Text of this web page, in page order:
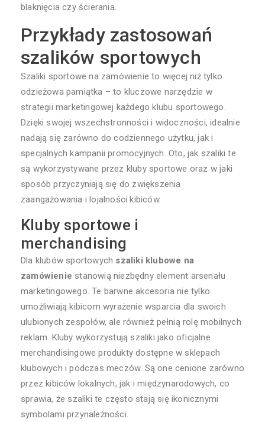
blaknięcia czy ścierania.
Przykłady zastosowań
szalików sportowych
Szaliki sportowe na zamówienie to więcej niż tylko
odzieżowa pamiątka – to kluczowe narzędzie w
strategii marketingowej każdego klubu sportowego.
Dzięki swojej wszechstronności i widoczności, idealnie
nadają się zarówno do codziennego użytku, jak i
specjalnych kampanii promocyjnych. Oto, jak szaliki te
są wykorzystywane przez kluby sportowe oraz w jaki
sposób przyczyniają się do zwiększenia
zaangażowania i lojalności kibiców.
Kluby sportowe i
merchandising
Dla klubów sportowych szaliki klubowe na
zamówienie stanowią niezbędny element arsenału
marketingowego. Te barwne akcesoria nie tylko
umożliwiają kibicom wyrażenie wsparcia dla swoich
ulubionych zespołów, ale również pełnią rolę mobilnych
reklam. Kluby wykorzystują szaliki jako oficjalne
merchandisingowe produkty dostępne w sklepach
klubowych i podczas meczów. Są one cenione zarówno
przez kibiców lokalnych, jak i międzynarodowych, co
sprawia, że szaliki te często stają się ikonicznymi
symbolami przynależności.